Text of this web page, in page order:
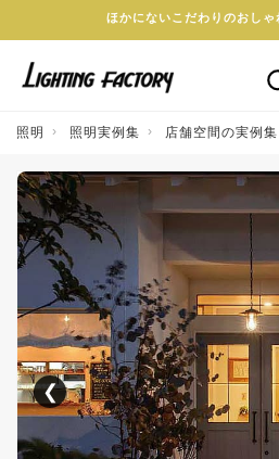
ほかにないこだわりのおしゃ
照明 照明実例集 店舗空間の実例集
❮